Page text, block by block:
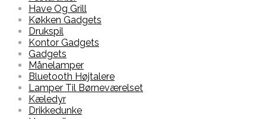
Have Og Grill
Køkken Gadgets
Drukspil
Kontor Gadgets
Gadgets
Månelamper
Bluetooth Højtalere
Lamper Til Børneværelset
Kæledyr
Drikkedunke